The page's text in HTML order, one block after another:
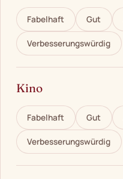
Fabelhaft Gut
Verbesserungswürdig
Kino
Fabelhaft Gut
Verbesserungswürdig